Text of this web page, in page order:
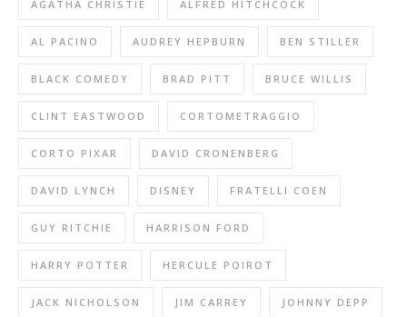
AGATHA CHRISTIE ALFRED HITCHCOCK
AL PACINO AUDREY HEPBURN BEN STILLER
BLACK COMEDY BRAD PITT BRUCE WILLIS
CLINT EASTWOOD CORTOMETRAGGIO
CORTO PIXAR DAVID CRONENBERG
DAVID LYNCH DISNEY FRATELLI COEN
GUY RITCHIE HARRISON FORD
HARRY POTTER HERCULE POIROT
JACK NICHOLSON JIM CARREY JOHNNY DEPP